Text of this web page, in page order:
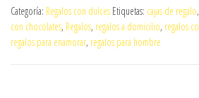
Categoría: Regalos con dulces Etiquetas: cajas de regalo,
con chocolates, Regalos, regalos a domicilio, regalos
regalos para enamorar, regalos para hombre